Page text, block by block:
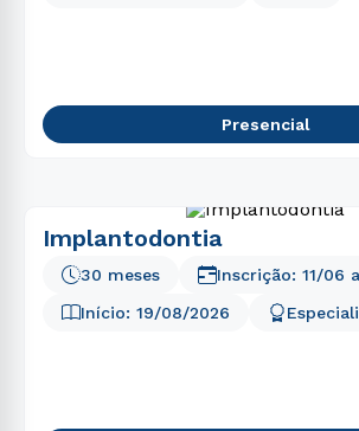
Presencial
Implantodontia
30 meses
Início: 19/08/2026
Inscrição: 11/06 a